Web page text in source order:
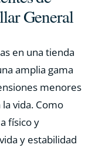
General
en una tienda
amplia gama
menores
vida. Como
físico y
y estabilidad